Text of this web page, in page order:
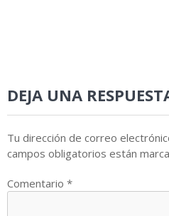
DEJA UNA
Tu dirección de correo
campos obligatorios están
Comentario *